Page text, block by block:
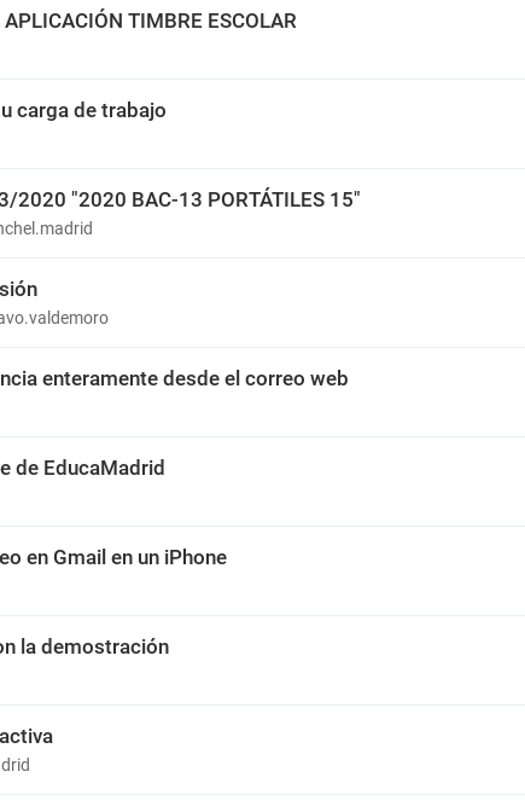
TIMBRE ESCOLAR
carga de trabajo
2020 "2020 BAC-13 PORTÁTILES 15"
enteramente desde el correo web
de EducaMadrid
en Gmail en un iPhone
la demostración